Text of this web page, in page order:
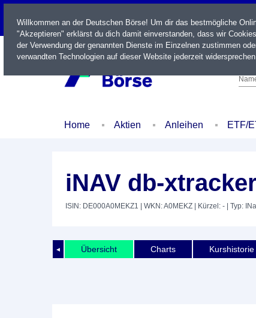
LIVE
Home Aktien Anleihen ETF/
iNAV db-
ISIN: DE000A0MEKZ1 | WKN: A0MEKZ | Kürzel: - | Typ:
◄ Übersicht Charts Kurshistorie
Willkommen an der Deutschen Börse! Um dir das bestmögliche
"Akzeptieren" erklärst du dich damit einverstanden, dass wir
der Verwendung der genannten Dienste im Einzelnen zustimmen
verwandten Technologien auf dieser Website jederzeit